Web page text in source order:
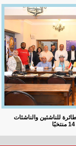
للناشئين والناشئات